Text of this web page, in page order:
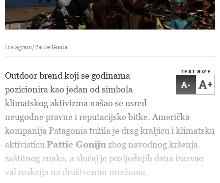
Instagram/Pattie Gonia
TEXT SIZE
- +
Outdoor brend koji se godinama
pozicionira kao jedan od simbola
klimatskog aktivizma našao se usred
neugodne pravne i reputacijske bitke. Američka
kompanija Patagonia tužila je drag kraljicu i klimatsku
aktivisticu Pattie Goniju zbog navodnog kršenja
zaštitnog znaka, a slučaj je posljednjih dana izazvao
val reakcija na društvenim mrežama.